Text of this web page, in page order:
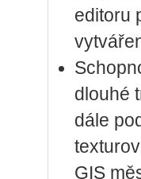
editoru
dlouhé
dále
GIS